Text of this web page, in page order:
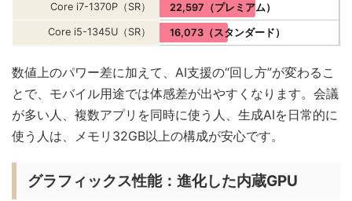
Core i7-1370P（SR） 22,597（プレミアム）
Core i5-1345U（SR） 16,073（スタンダード）
数値上のパワー差に加えて、AI支援の“回し方”が変わるこ
とで、モバイル用途では体感差が出やすくなります。会議
が多い人、複数アプリを同時に使う人、生成AIを日常的に
使う人は、メモリ32GB以上の構成が安心です。
グラフィックス性能：進化した内蔵GPU